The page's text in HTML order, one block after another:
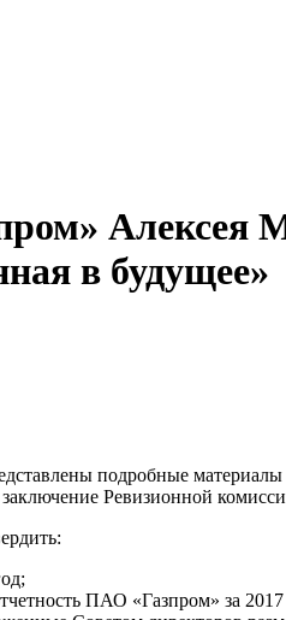
Алексея
в будущее»
подробные материалы
заключение Ревизионной
ПАО «Газпром» за 2017